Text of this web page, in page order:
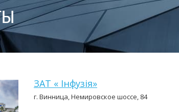
ЗАТ « Інфузія»
г. Винница, Немировское шоссе, 84